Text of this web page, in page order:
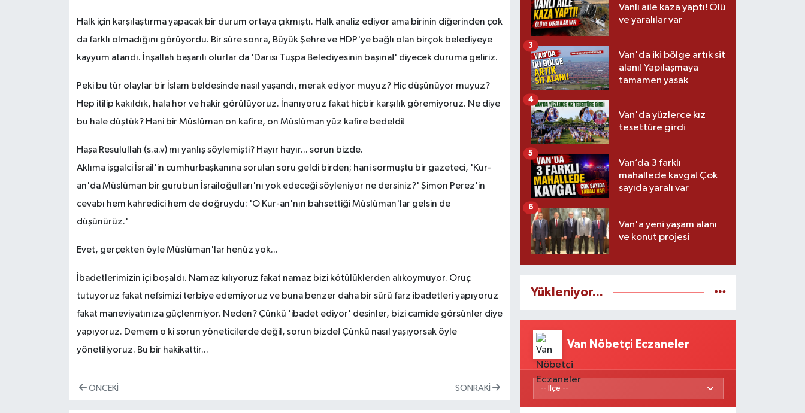
Halk için karşılaştırma yapacak bir durum ortaya çıkmıştı. Halk analiz ediyor ama birinin diğerinden çok
da farklı olmadığını görüyordu. Bir süre sonra, Büyük Şehre ve HDP'ye bağlı olan birçok belediyeye
kayyum atandı. İnşallah başarılı olurlar da 'Darısı Tuşpa Belediyesinin başına!' diyecek duruma geliriz.
Peki bu tür olaylar bir İslam beldesinde nasıl yaşandı, merak ediyor muyuz? Hiç düşünüyor muyuz?
Hep itilip kakıldık, hala hor ve hakir görülüyoruz. İnanıyoruz fakat hiçbir karşılık göremiyoruz. Ne diye
bu hale düştük? Hani bir Müslüman on kafire, on Müslüman yüz kafire bedeldi!
Haşa Resulullah (s.a.v) mı yanlış söylemişti? Hayır hayır... sorun bizde.
Aklıma işgalci İsrail'in cumhurbaşkanına sorulan soru geldi birden; hani sormuştu bir gazeteci, 'Kur-
an'da Müslüman bir gurubun İsrailoğulları'nı yok edeceği söyleniyor ne dersiniz?' Şimon Perez'in
cevabı hem kahredici hem de doğruydu: 'O Kur-an'nın bahsettiği Müslüman'lar gelsin de
düşünürüz.'
Evet, gerçekten öyle Müslüman'lar henüz yok...
İbadetlerimizin içi boşaldı. Namaz kılıyoruz fakat namaz bizi kötülüklerden alıkoymuyor. Oruç
tutuyoruz fakat nefsimizi terbiye edemiyoruz ve buna benzer daha bir sürü farz ibadetleri yapıyoruz
fakat maneviyatınıza güçlenmiyor. Neden? Çünkü 'ibadet ediyor' desinler, bizi camide görsünler diye
yapıyoruz. Demem o ki sorun yöneticilerde değil, sorun bizde! Çünkü nasıl yaşıyorsak öyle
yönetiliyoruz. Bu bir hakikattir...
ÖNCEKI SONRAKI
Vanlı aile kaza yaptı! Ölü
ve yaralılar var
Van'da iki bölge artık sit
alanı! Yapılaşmaya
tamamen yasak
3
Van'da yüzlerce kız
tesettüre girdi
4
Van’da 3 farklı
mahallede kavga! Çok
sayıda yaralı var
5
Van'a yeni yaşam alanı
ve konut projesi
6
Yükleniyor...
Van Nöbetçi Eczaneler